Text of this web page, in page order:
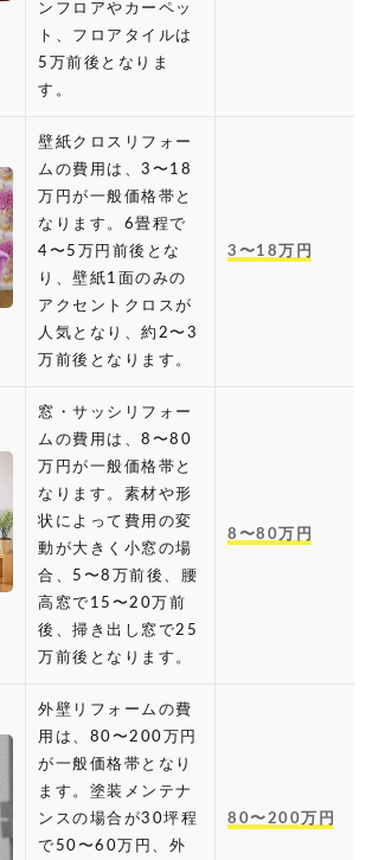
ンフロアやカーペッ
ト、フロアタイルは
5万前後となりま
す。
壁紙クロスリフォー
ムの費用は、3〜18
万円が一般価格帯と
なります。6畳程で
4〜5万円前後とな
り、壁紙1面のみの
アクセントクロスが
人気となり、約2〜3
万前後となります。
3〜18万円
窓・サッシリフォー
ムの費用は、8〜80
万円が一般価格帯と
なります。素材や形
状によって費用の変
動が大きく小窓の場
合、5〜8万前後、腰
高窓で15〜20万前
後、掃き出し窓で25
万前後となります。
8〜80万円
外壁リフォームの費
用は、80〜200万円
が一般価格帯となり
ます。塗装メンテナ
ンスの場合が30坪程
で50〜60万円、外
80〜200万円